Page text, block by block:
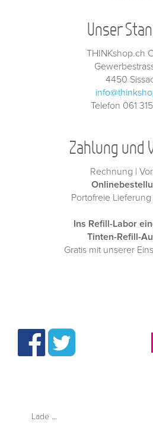
Unser
THINKshop.ch
4450
Telefon 061
Zahlung und
Rechnung |
Portofreie
Ins Refill-Labor
Tinten-Refill-
Gratis mit unserer
Lade ...